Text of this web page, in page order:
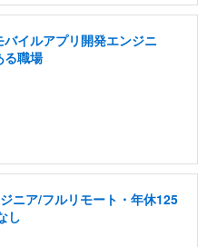
イルアプリ開発エンジニ
る職場
ニア/フルリモート・年休125
し